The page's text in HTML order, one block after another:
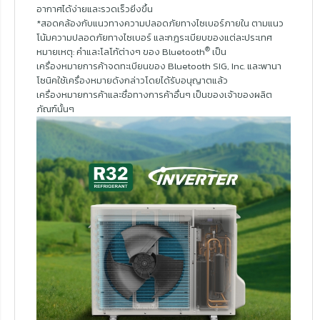
อากาศได้ง่ายและรวดเร็วยิ่งขึ้น
*สอดคล้องกับแนวทางความปลอดภัยทางไซเบอร์ภายใน ตามแนว
โน้มความปลอดภัยทางไซเบอร์ และกฎระเบียบของแต่ละประเทศ
หมายเหตุ: คำและโลโก้ต่างๆ ของ Bluetooth® เป็น
เครื่องหมายการค้าจดทะเบียนของ Bluetooth SIG, Inc. และพานา
โซนิคใช้เครื่องหมายดังกล่าวโดยได้รับอนุญาตแล้ว
เครื่องหมายการค้าและชื่อทางการค้าอื่นๆ เป็นของเจ้าของผลิต
ภัณฑ์นั้นๆ